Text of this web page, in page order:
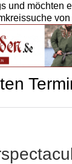
und möchten
von